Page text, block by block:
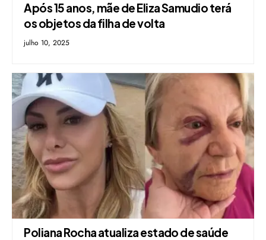
Após 15 anos, mãe de Eliza Samudio terá
os objetos da filha de volta
julho 10, 2025
Poliana Rocha atualiza estado de saúde